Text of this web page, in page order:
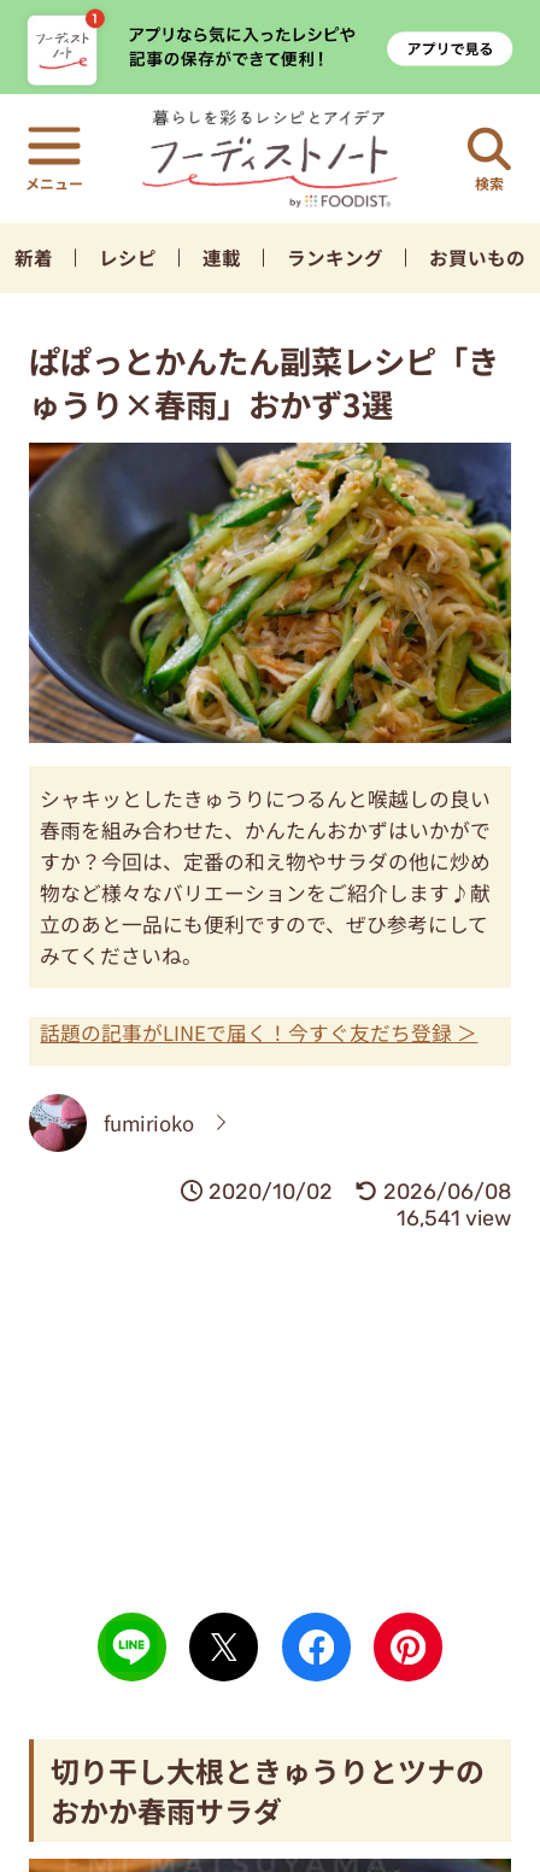
検索
新着 レシピ 連載 ランキング お買いもの
ぱぱっとかんたん副菜レシピ「き
ゅうり×春雨」おかず3選
シャキッとしたきゅうりにつるんと喉越しの良い
春雨を組み合わせた、かんたんおかずはいかがで
すか？今回は、定番の和え物やサラダの他に炒め
物など様々なバリエーションをご紹介します♪献
立のあと一品にも便利ですので、ぜひ参考にして
みてくださいね。
話題の記事がLINEで届く！今すぐ友だち登録 ＞
fumirioko
2020/10/02
2026/06/08
16,541 view
切り干し大根ときゅうりとツナの
おかか春雨サラダ